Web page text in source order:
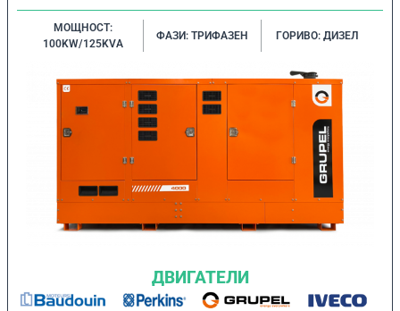
МОЩНОСТ:
100KW/125KVA
ФАЗИ: ТРИФАЗЕН ГОРИВО: ДИЗЕЛ
ДВИГАТЕЛИ